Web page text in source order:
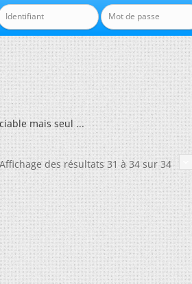
mais seul ...
Affichage des résultats 31 à 34 sur 34